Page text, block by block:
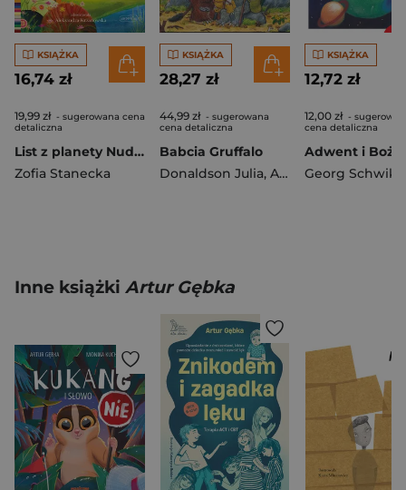
KSIĄŻKA
16,74 zł
19,99 zł - sugerowana cena
detaliczna
List z planety Nuda. Czytam sobie. Poziom 1
Zofia Stanecka
KSIĄŻKA
28,27 zł
44,99 zł - sugerowana
cena detaliczna
Babcia Gruffalo
Donaldson Julia, Axel Scheffler
KSIĄŻKA
12,72 zł
12,00 zł -
cena detaliczna
Georg
Inne książki Artur Gębka